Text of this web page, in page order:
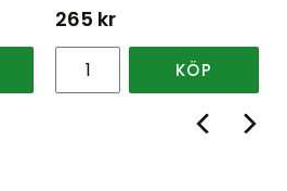
265 kr
KÖP